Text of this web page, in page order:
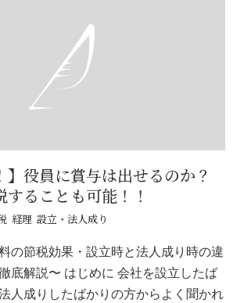
】役員に賞与は出せるのか？
ることも可能！！
経理 設立・法人成り
の節税効果・設立時と法人成り時の違
底解説〜 はじめに 会社を設立したば
人成りしたばかりの方からよく聞かれ